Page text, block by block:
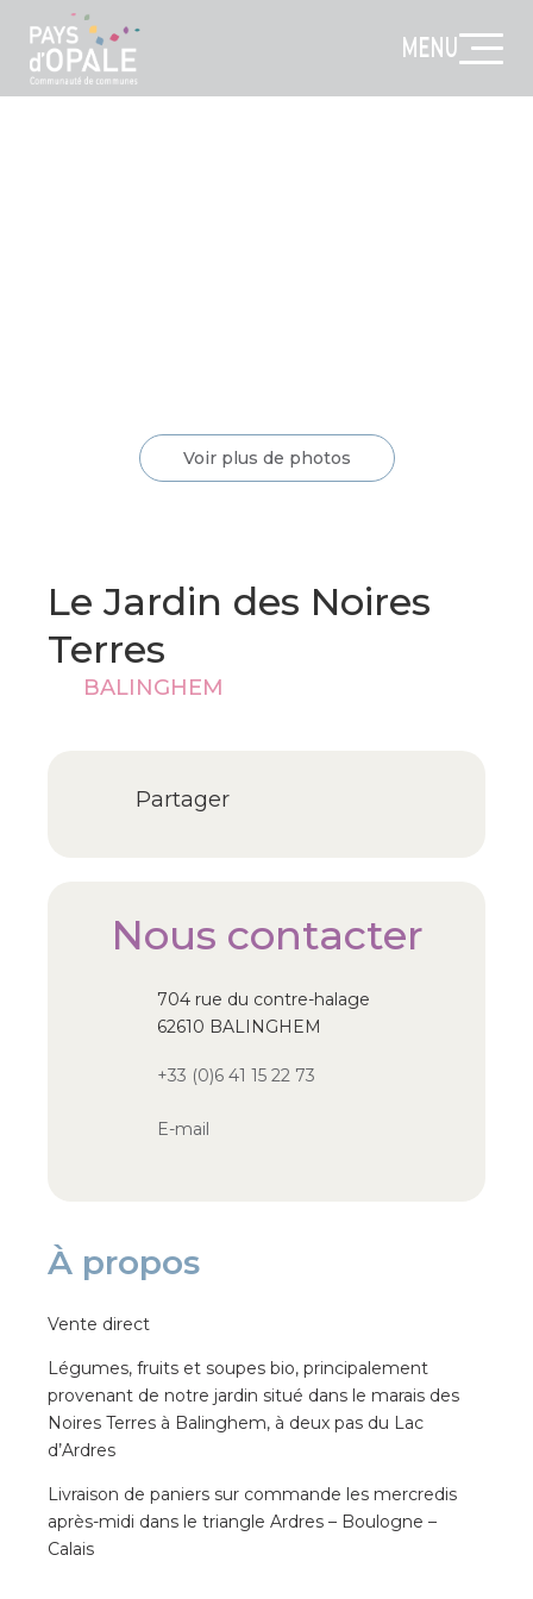
MENU
Voir plus de photos
Le Jardin des Noires
Terres
BALINGHEM
Partager
Nous contacter
704 rue du contre-halage
62610 BALINGHEM
+33 (0)6 41 15 22 73
E-mail
À propos
Vente direct
Légumes, fruits et soupes bio, principalement
provenant de notre jardin situé dans le marais des
Noires Terres à Balinghem, à deux pas du Lac
d’Ardres
Livraison de paniers sur commande les mercredis
après-midi dans le triangle Ardres – Boulogne –
Calais